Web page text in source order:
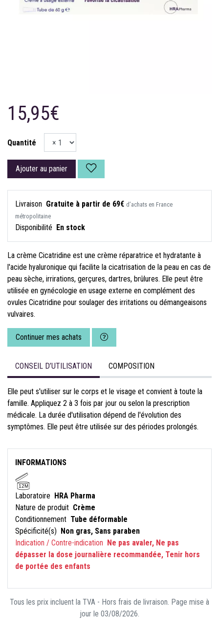
15,95€
Quantité
Ajouter au panier
Livraison Gratuite à partir de 69€ d’achats en France
métropolitaine
Disponibilité En stock
La crème Cicatridine est une crème réparatrice et hydratante à
l'acide hyaluronique qui facilite la cicatrisation de la peau en cas de
peau sèche, irrirations, gerçures, dartres, brûlures. Elle peut être
utilisée en gynécologie en usage externe en complément des
ovules Cicatridine pour soulager des irritations ou démangeaisons
vulvaires.
Continuer mes achats
CONSEIL D’UTILISATION COMPOSITION
Elle peut s'utiliser sur le corps et le visage et convient à toute la
famille. Appliquez 2 à 3 fois par jour ou selon la prescription
médicale. La durée d'utilisation dépend de l'évolution des
symptômes. Elle peut être utilisée sur des périodes prolongés.
INFORMATIONS
12M
Laboratoire HRA Pharma
Nature de produit Crème
Conditionnement Tube déformable
Spécificité(s) Non gras, Sans paraben
Indication / Contre-indication Ne pas avaler, Ne pas
dépasser la dose journalière recommandée, Tenir hors
de portée des enfants
Tous les prix incluent la TVA - Hors frais de livraison. Page mise à
jour le 03/08/2026.